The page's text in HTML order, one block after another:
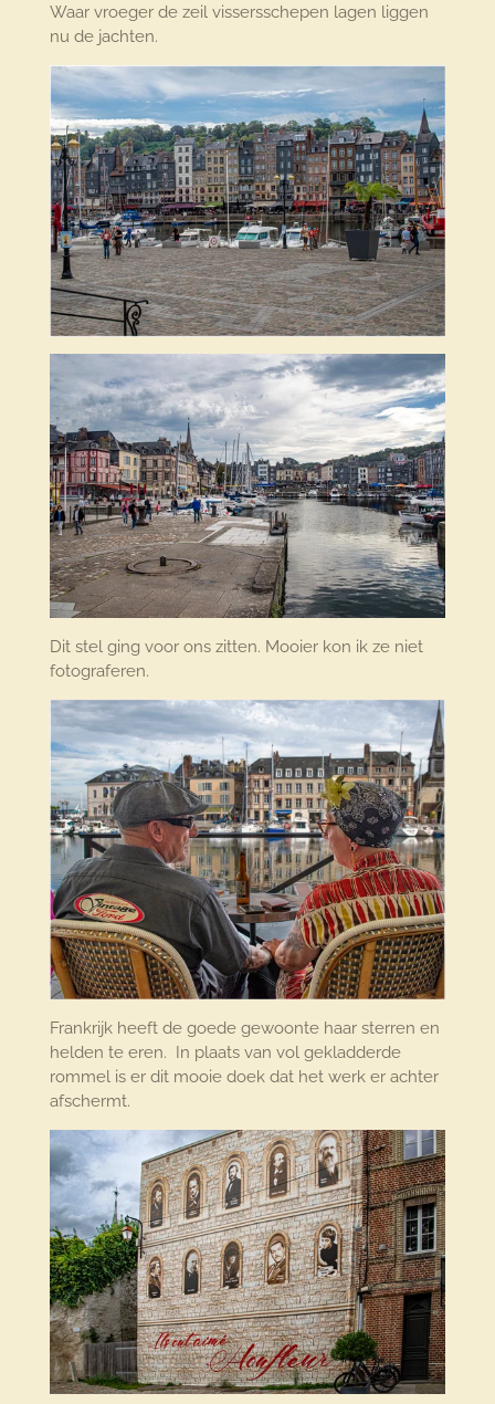
Waar vroeger de zeil vissersschepen lagen liggen
nu de jachten.
Dit stel ging voor ons zitten. Mooier kon ik ze niet
fotograferen.
Frankrijk heeft de goede gewoonte haar sterren en
helden te eren. In plaats van vol gekladderde
rommel is er dit mooie doek dat het werk er achter
afschermt.